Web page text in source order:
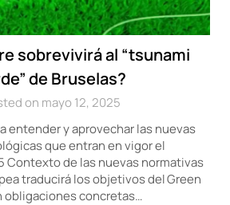
sobrevivirá al “tsunami
de Bruselas?
on mayo 12, 2025
entender y aprovechar las nuevas
que entran en vigor el
Contexto de las nuevas normativas
traducirá los objetivos del Green
obligaciones concretas…